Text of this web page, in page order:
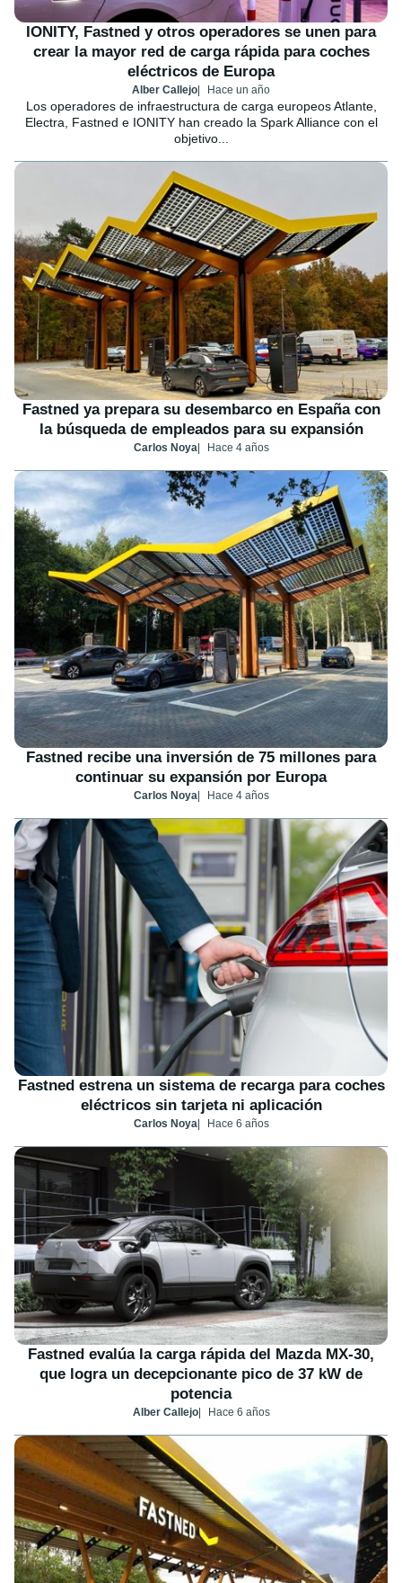
IONITY, Fastned y otros operadores se unen para
crear la mayor red de carga rápida para coches
eléctricos de Europa
Alber Callejo Hace un año
Los operadores de infraestructura de carga europeos Atlante,
Electra, Fastned e IONITY han creado la Spark Alliance con el
objetivo...
Fastned ya prepara su desembarco en España con
la búsqueda de empleados para su expansión
Carlos Noya Hace 4 años
Fastned recibe una inversión de 75 millones para
continuar su expansión por Europa
Carlos Noya Hace 4 años
Fastned estrena un sistema de recarga para coches
eléctricos sin tarjeta ni aplicación
Carlos Noya Hace 6 años
Fastned evalúa la carga rápida del Mazda MX-30,
que logra un decepcionante pico de 37 kW de
potencia
Alber Callejo Hace 6 años